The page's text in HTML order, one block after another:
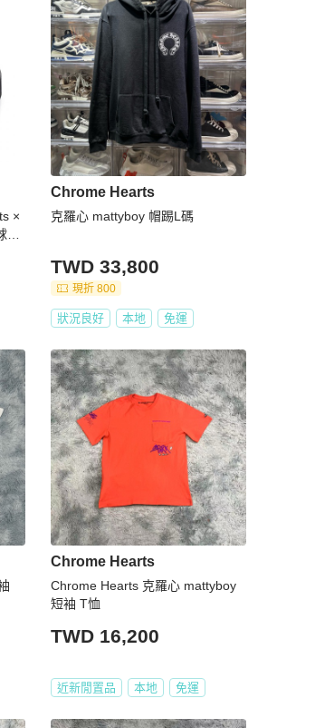
×
Chrome Hearts
克羅心 mattyboy 帽踢L碼
TWD 33,800
現折 800
狀況良好 本地 免運
Chrome Hearts
Chrome Hearts 克羅心 mattyboy
短袖 T恤
TWD 16,200
近新閒置品 本地 免運